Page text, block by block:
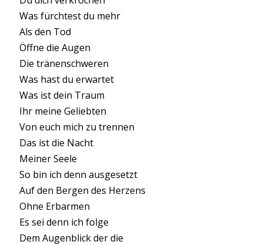
Was fürchtest du mehr
Als den Tod
Öffne die Augen
Die tränenschweren
Was hast du erwartet
Was ist dein Traum
Ihr meine Geliebten
Von euch mich zu trennen
Das ist die Nacht
Meiner Seele
So bin ich denn ausgesetzt
Auf den Bergen des Herzens
Ohne Erbarmen
Es sei denn ich folge
Dem Augenblick der die